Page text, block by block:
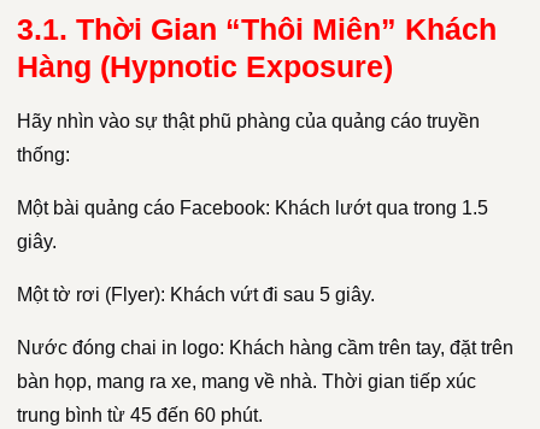
3.1. Thời Gian “Thôi Miên” Khách
Hàng (Hypnotic Exposure)
Hãy nhìn vào sự thật phũ phàng của quảng cáo truyền
thống:
Một bài quảng cáo Facebook: Khách lướt qua trong 1.5
giây.
Một tờ rơi (Flyer): Khách vứt đi sau 5 giây.
Nước đóng chai in logo: Khách hàng cầm trên tay, đặt trên
bàn họp, mang ra xe, mang về nhà. Thời gian tiếp xúc
trung bình từ 45 đến 60 phút.